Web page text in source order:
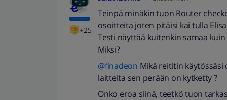
+25
Teinpä minäkin tuon Router
osoitteita joten pitäisi kai tulla
Testi näyttää kuitenkin samaa
Miksi?
@finadeon Mikä reititin käytössäsi
laitteita sen perään on kytketty ?
Onko eroa siinä, teetkö tuon